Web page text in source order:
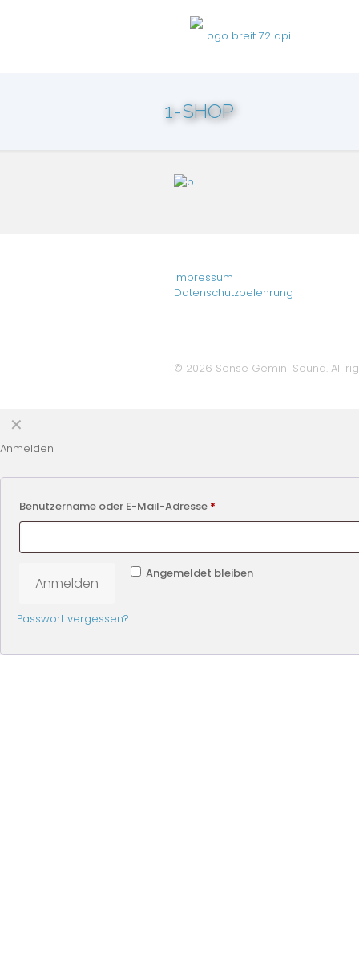
1-SHOP
Impressum
Datenschutzbelehrung
© 2026 Sense Gemini Sound. All
✕
Anmelden
Benutzername oder E-Mail-Adresse *
Angemeldet bleiben
Anmelden
Passwort vergessen?